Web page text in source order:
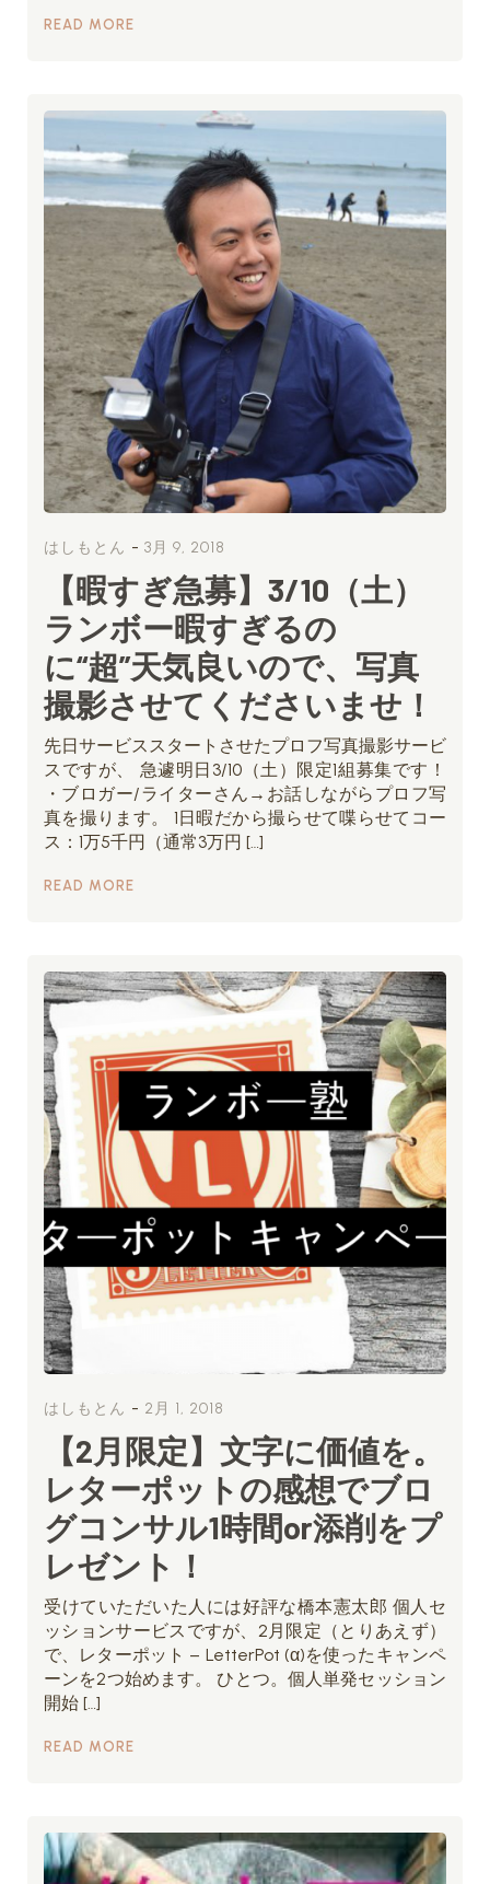
READ MORE
はしもとん - 3月 9, 2018
【暇すぎ急募】3/10（土）
ランボー暇すぎるの
に“超”天気良いので、写真
撮影させてくださいませ！
先日サービススタートさせたプロフ写真撮影サービ
スですが、 急遽明日3/10（土）限定1組募集です！
・ブロガー/ライターさん→お話しながらプロフ写
真を撮ります。 1日暇だから撮らせて喋らせてコー
ス：1万5千円（通常3万円 […]
READ MORE
はしもとん - 2月 1, 2018
【2月限定】文字に価値を。
レターポットの感想でブロ
グコンサル1時間or添削をプ
レゼント！
受けていただいた人には好評な橋本憲太郎 個人セ
ッションサービスですが、2月限定（とりあえず）
で、レターポット – LetterPot (α)を使ったキャンペ
ーンを2つ始めます。 ひとつ。個人単発セッション
開始 […]
READ MORE